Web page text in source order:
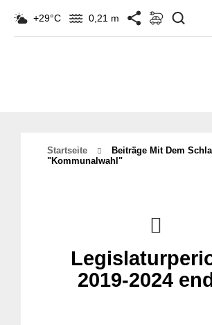
+29°C 0,21 m
Startseite
Beiträge Mit Dem
"kommunalwahl"
2019-2024